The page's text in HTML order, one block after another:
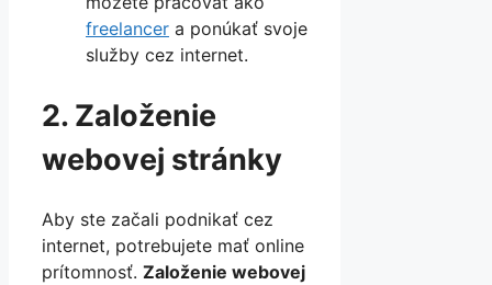
freelancer a ponúkať svoje
služby cez internet.
2. Založenie
webovej stránky
Aby ste začali podnikať cez
internet, potrebujete mať online
prítomnosť. Založenie webovej